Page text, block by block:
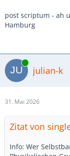
post scriptum - ah
Hamburg
Online
julian-k
31. Mai 2026
Zitat von
Info: Wer